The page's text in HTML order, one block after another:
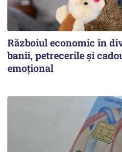
Războiul economic în
banii, petrecerile și
emoțional